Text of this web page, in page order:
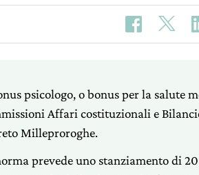
psicologo, o bonus per la salute
Affari costituzionali e
Milleproroghe.
prevede uno stanziamento di